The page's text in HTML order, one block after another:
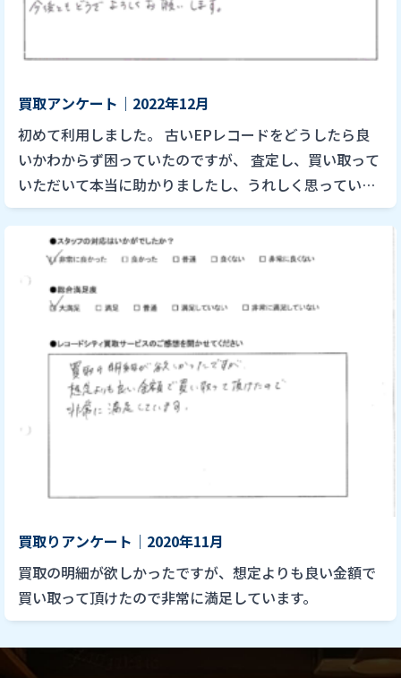
買取アンケート｜2022年12月
初めて利用しました。 古いEPレコードをどうしたら良
いかわからず困っていたのですが、 査定し、買い取って
いただいて本当に助かりましたし、うれしく思っていま
す。 CDやDVD、おそらくLPレコードも出てくると思う
ので、また […]
買取りアンケート｜2020年11月
買取の明細が欲しかったですが、想定よりも良い金額で
買い取って頂けたので非常に満足しています。